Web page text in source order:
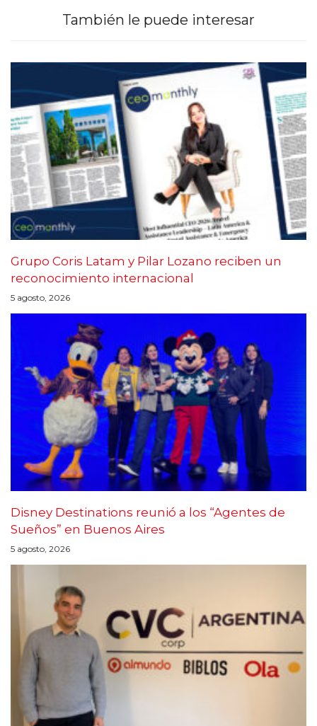
También le puede interesar
Grupo Coris Latam y Pilar Lozano reciben un
reconocimiento internacional
5 agosto, 2026
Disney Destinations reunió a los “Agentes de
Sueños” en Buenos Aires
5 agosto, 2026